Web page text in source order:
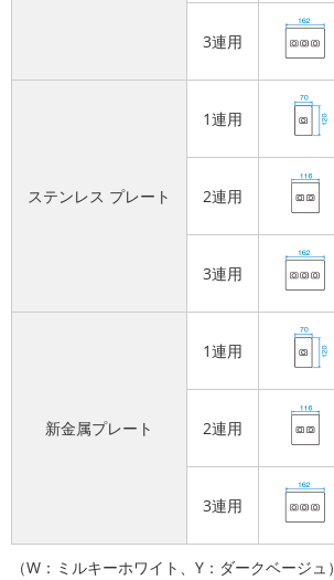
3連用
ステンレス プレート
1連用
2連用
3連用
新金属プレート
1連用
2連用
3連用
（W：ミルキーホワイト、Y：ダークベージュ）